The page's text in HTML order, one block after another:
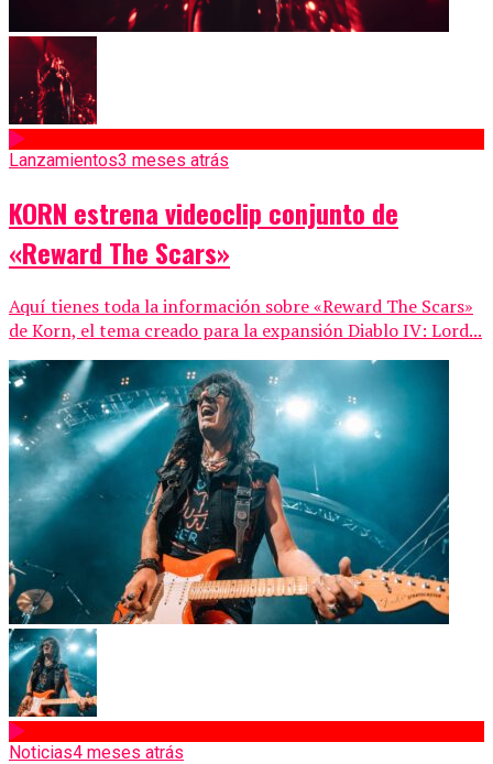
Lanzamientos3 meses atrás
KORN estrena videoclip conjunto de
«Reward The Scars»
Aquí tienes toda la información sobre «Reward The Scars»
de Korn, el tema creado para la expansión Diablo IV: Lord...
Noticias4 meses atrás